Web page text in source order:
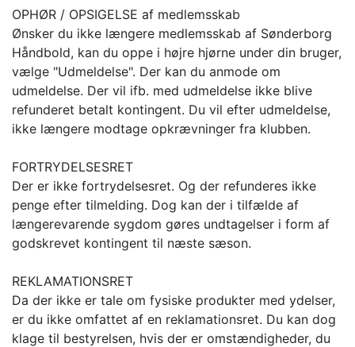
OPHØR / OPSIGELSE af medlemsskab
Ønsker du ikke længere medlemsskab af Sønderborg
Håndbold, kan du oppe i højre hjørne under din bruger,
vælge "Udmeldelse". Der kan du anmode om
udmeldelse. Der vil ifb. med udmeldelse ikke blive
refunderet betalt kontingent. Du vil efter udmeldelse,
ikke længere modtage opkrævninger fra klubben.
FORTRYDELSESRET
Der er ikke fortrydelsesret. Og der refunderes ikke
penge efter tilmelding. Dog kan der i tilfælde af
længerevarende sygdom gøres undtagelser i form af
godskrevet kontingent til næste sæson.
REKLAMATIONSRET
Da der ikke er tale om fysiske produkter med ydelser,
er du ikke omfattet af en reklamationsret. Du kan dog
klage til bestyrelsen, hvis der er omstændigheder, du